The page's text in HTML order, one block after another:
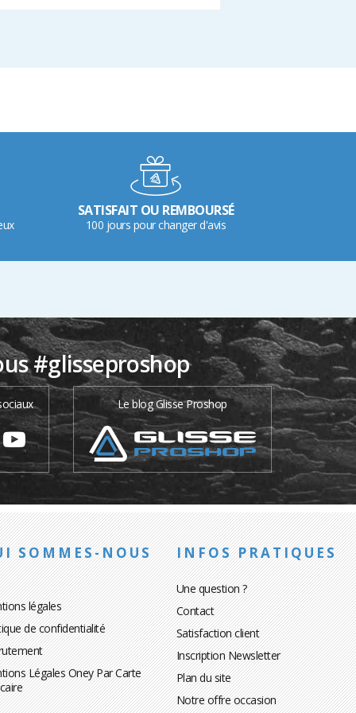
SATISFAIT OU REMBOURSÉ
100 jours pour changer d'avis
#glisseproshop
Le blog Glisse Proshop
SOMMES-NOUS
légales
de confidentialité
Légales Oney Par Carte
INFOS PRATIQUES
Une question ?
Contact
Satisfaction client
Inscription Newsletter
Plan du site
Notre offre occasion